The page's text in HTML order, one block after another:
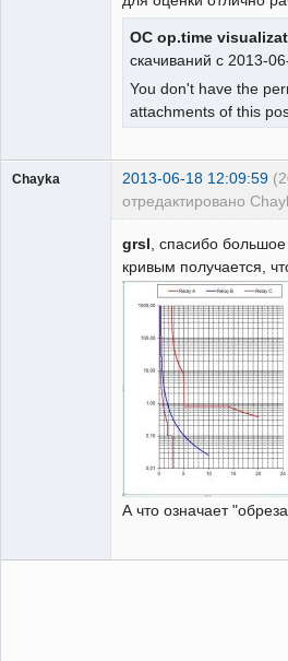
OC op.time
скачиваний с 2013-
You don't have the
attachments of this
Chayka 2013-06-18 12:09:59
отредактировано
grsl , спасибо
кривым получается,
А что означает